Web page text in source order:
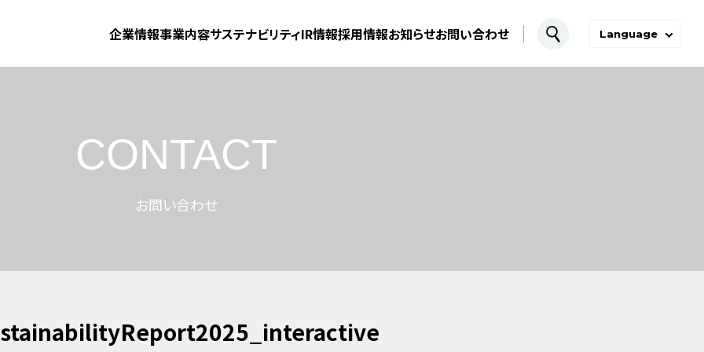
企業情報事業内容サステナビリティIR情報採用情報お知らせお問い合わせ Language
CONTACT
お問い合わせ